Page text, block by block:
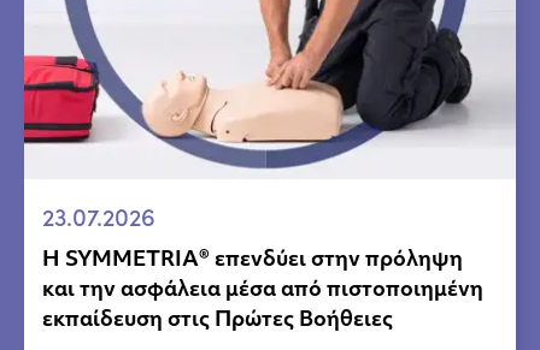
23.07.2026
Η SYMMETRIA® επενδύει στην πρόληψη
και την ασφάλεια μέσα από πιστοποιημένη
εκπαίδευση στις Πρώτες Βοήθειες